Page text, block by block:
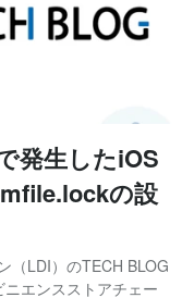
発生したiOS
の設
（LDI）のTECH BLOG
エンスストアチェー